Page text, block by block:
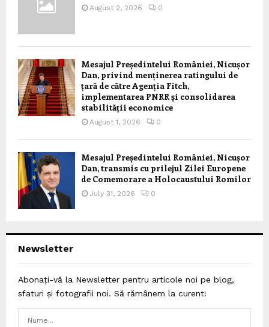
August 2, 2026 0
Mesajul Președintelui României, Nicușor
Dan, privind menținerea ratingului de
țară de către Agenția Fitch,
implementarea PNRR și consolidarea
stabilității economice
August 1, 2026 0
Mesajul Președintelui României, Nicușor
Dan, transmis cu prilejul Zilei Europene
de Comemorare a Holocaustului Romilor
July 31, 2026 0
Newsletter
Abonați-vă la Newsletter pentru articole noi pe blog,
sfaturi și fotografii noi. Să rămânem la curent!